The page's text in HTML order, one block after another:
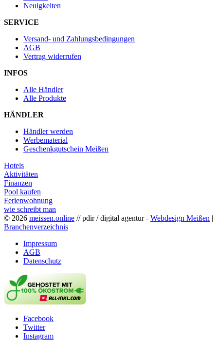
Neuigkeiten
SERVICE
Versand- und Zahlungsbedingungen
AGB
Vertrag widerrufen
INFOS
Alle Händler
Alle Produkte
HÄNDLER
Händler werden
Werbematerial
Geschenkgutschein Meißen
Hotels
Aktivitäten
Finanzen
Pool kaufen
Ferienwohnung
wie schreibt man
© 2026 meissen.online // pdir / digital agentur - Webdesign Meißen |
Branchenverzeichnis
Impressum
AGB
Datenschutz
Facebook
Twitter
Instagram